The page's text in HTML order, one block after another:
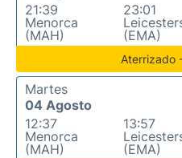
21:39
Menorca
(MAH)
23:01
(EMA)
Aterrizado
Martes
04 Agosto
12:37
Menorca
(MAH)
13:57
(EMA)